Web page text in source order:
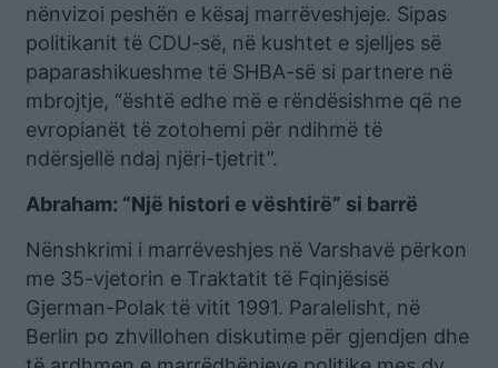
nënvizoi peshën e kësaj marrëveshjeje. Sipas
politikanit të CDU-së, në kushtet e sjelljes së
paparashikueshme të SHBA-së si partnere në
mbrojtje, “është edhe më e rëndësishme që ne
evropianët të zotohemi për ndihmë të
ndërsjellë ndaj njëri-tjetrit”.
Abraham: “Një histori e vështirë” si barrë
Nënshkrimi i marrëveshjes në Varshavë përkon
me 35-vjetorin e Traktatit të Fqinjësisë
Gjerman-Polak të vitit 1991. Paralelisht, në
Berlin po zhvillohen diskutime për gjendjen dhe